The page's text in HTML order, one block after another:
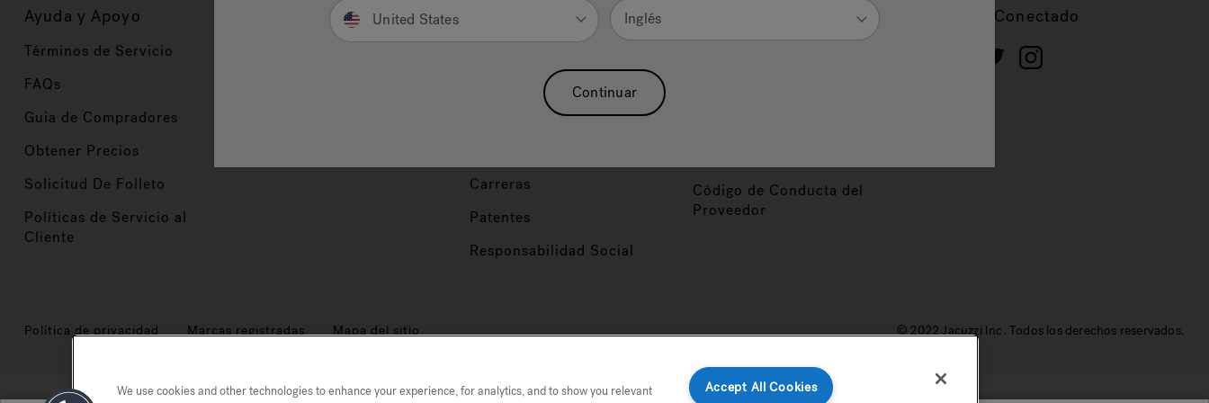
Ayuda y Apoyo
Términos de Servicio
FAQs
Guia de Compradores
Obtener Precios
Solicitud De Folleto
Políticas de Servicio al
Cliente
Propietarios Nuestra Marca
Hidroterapia
Asociaciones
Carreras
Patentes
Responsabilidad Social
Código de Conducta del
Proveedor
Mantente Conectado
Política de privacidad Marcas registradas Mapa del sitio © 2022 Jacuzzi Inc. Todos los derechos reservados.
United States Inglés
Continuar
We use cookies and other technologies to enhance your experience, for analytics, and to show you relevant
Accept All Cookies